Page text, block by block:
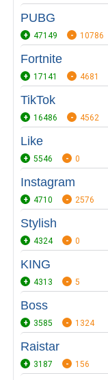
PUBG
47149 10786
Fortnite
17141 4681
TikTok
16486 4562
Like
5546 0
Instagram
4710 2576
Stylish
4324 0
KING
4313 5
Boss
3585 1324
Raistar
3187 156